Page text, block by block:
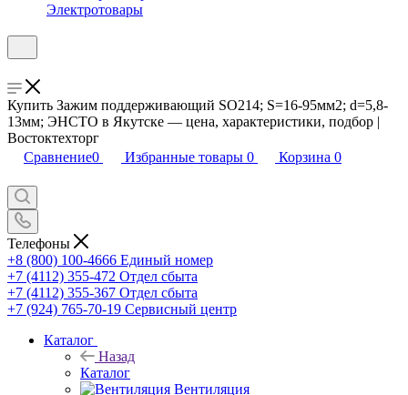
Электротовары
Купить Зажим поддерживающий SO214; S=16-95мм2; d=5,8-
13мм; ЭНСТО в Якутске — цена, характеристики, подбор |
Востоктехторг
Сравнение0 Избранные товары 0 Корзина 0
Телефоны
+8 (800) 100-4666 Единый номер
+7 (4112) 355-472 Отдел сбыта
+7 (4112) 355-367 Отдел сбыта
+7 (924) 765-70-19 Сервисный центр
Каталог
Назад
Каталог
Вентиляция